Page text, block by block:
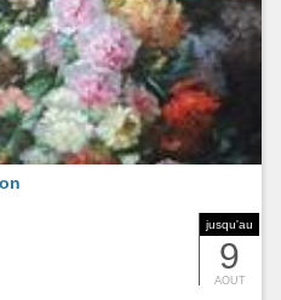
jusqu'au
9
AOUT